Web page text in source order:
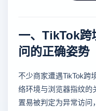
一、TikTok跨
问的正确姿势
不少商家遭遇TikTok跨
络环境与浏览器指纹
置易被判定为异常访问